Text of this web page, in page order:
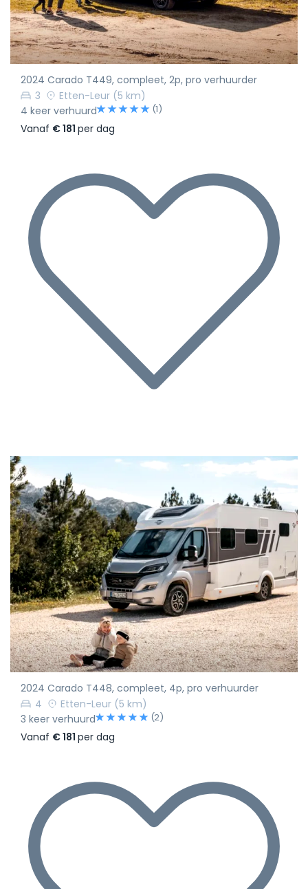
2024 Carado T449, compleet, 2p, pro verhuurder
3
Etten-Leur (5 km)
4 keer verhuurd
(1)
Vanaf € 181 per dag
2024 Carado T448, compleet, 4p, pro verhuurder
4
Etten-Leur (5 km)
3 keer verhuurd
(2)
Vanaf € 181 per dag